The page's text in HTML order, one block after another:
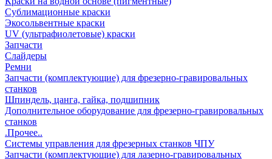
Сублимационные краски
Экосольвентные краски
UV (ультрафиолетовые) краски
Запчасти
Слайдеры
Ремни
Запчасти (комплектующие) для фрезерно-гравировальных
станков
Шпиндель, цанга, гайка, подшипник
Дополнительное оборудование для фрезерно-гравировальных
станков
.Прочее..
Системы управления для фрезерных станков ЧПУ
Запчасти (комплектующие) для лазерно-гравировальных